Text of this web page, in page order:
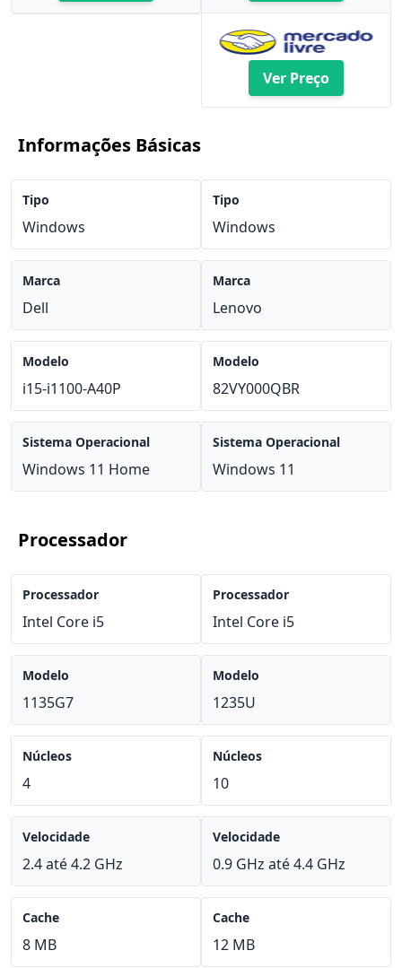
Ver Preço
Informações Básicas
Tipo
Windows
Marca
Dell
Modelo
i15-i1100-A40P
Sistema Operacional
Windows 11 Home
Tipo
Windows
Marca
Lenovo
Modelo
82VY000QBR
Sistema Operacional
Windows 11
Processador
Processador
Intel Core i5
Modelo
1135G7
Núcleos
4
Velocidade
2.4 até 4.2 GHz
Cache
8 MB
Processador
Intel Core i5
Modelo
1235U
Núcleos
10
Velocidade
0.9 GHz até 4.4 GHz
Cache
12 MB